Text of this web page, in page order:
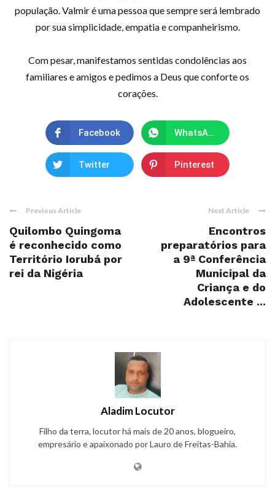
população. Valmir é uma pessoa que sempre será lembrado
por sua simplicidade, empatia e companheirismo.
Com pesar, manifestamos sentidas condolências aos
familiares e amigos e pedimos a Deus que conforte os
corações.
Facebook WhatsApp
Twitter Pinterest
Previous Article
Quilombo Quingoma
é reconhecido como
Território Iorubá por
rei da Nigéria
Next Article
Encontros
preparatórios para
a 9ª Conferência
Municipal da
Criança e do
Adolescente ...
Aladim Locutor
Filho da terra, locutor há mais de 20 anos, blogueiro,
empresário e apaixonado por Lauro de Freitas-Bahia.